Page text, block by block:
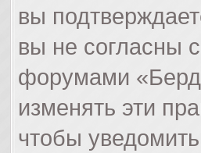
вы
вы не согласны
форумами
изменять эти
чтобы